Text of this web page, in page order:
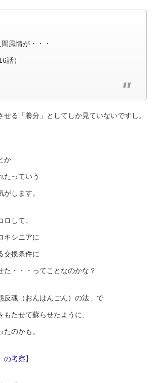
風情が・・・
話）
せる「養分」としてしか見ていないですし。
か
たっていう
します。
して、
キシニアに
交換条件に
た・・・ってことなのかな？
反魂（おんはんごん）の法」で
たせて蘇らせたように、
のかも。
の考察】